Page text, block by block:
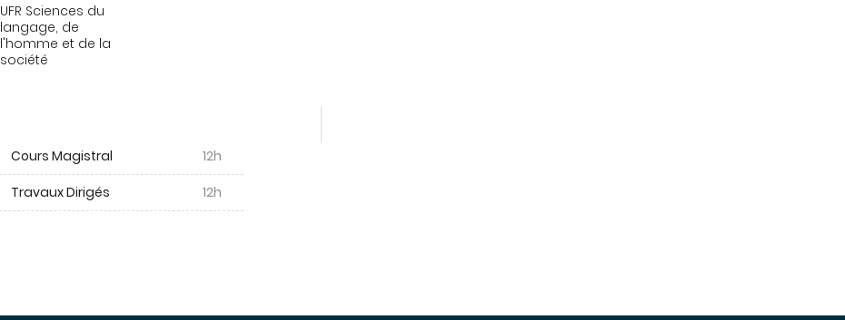
UFR Sciences du
langage, de
l'homme et de la
société
Cours Magistral
12h
Travaux Dirigés 12h